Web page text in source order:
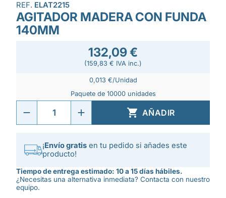
REF. ELAT2215
AGITADOR MADERA CON FUNDA
140MM
132,09 €
(159,83 € IVA inc.)
0,013 €/Unidad
Paquete de 10000 unidades
 AÑADIR
¡Envío gratis en tu pedido si añades este
producto!
Tiempo de entrega estimado: 10 a 15 días hábiles.
¿Necesitas una alternativa inmediata? Contacta con nuestro
equipo.